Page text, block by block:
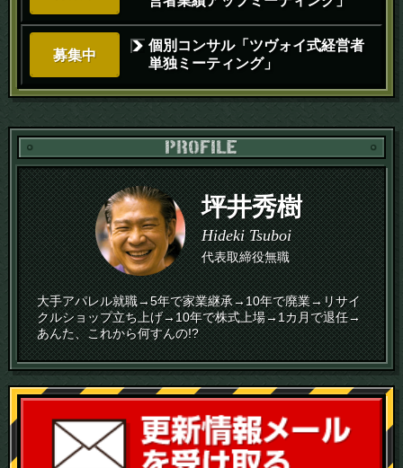
募集中
個別コンサル「ツヴォイ式経営者
単独ミーティング」
坪井秀樹
Hideki Tsuboi
代表取締役無職
大手アパレル就職→5年で家業継承→10年で廃業→リサイ
クルショップ立ち上げ→10年で株式上場→1カ月で退任→
あんた、これから何すんの!?